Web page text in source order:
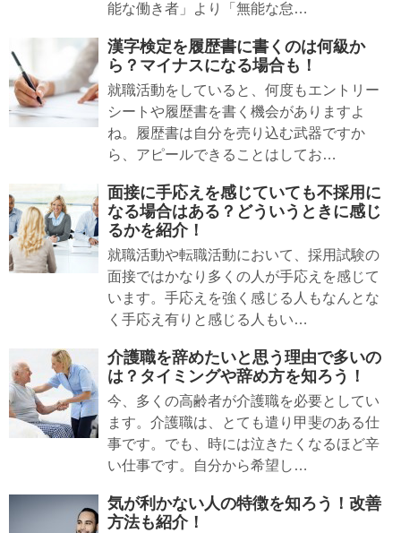
能な働き者」より「無能な怠…
漢字検定を履歴書に書くのは何級か
ら？マイナスになる場合も！
就職活動をしていると、何度もエントリー
シートや履歴書を書く機会がありますよ
ね。履歴書は自分を売り込む武器ですか
ら、アピールできることはしてお…
面接に手応えを感じていても不採用に
なる場合はある？どういうときに感じ
るかを紹介！
就職活動や転職活動において、採用試験の
面接ではかなり多くの人が手応えを感じて
います。手応えを強く感じる人もなんとな
く手応え有りと感じる人もい…
介護職を辞めたいと思う理由で多いの
は？タイミングや辞め方を知ろう！
今、多くの高齢者が介護職を必要としてい
ます。介護職は、とても遣り甲斐のある仕
事です。でも、時には泣きたくなるほど辛
い仕事です。自分から希望し…
気が利かない人の特徴を知ろう！改善
方法も紹介！